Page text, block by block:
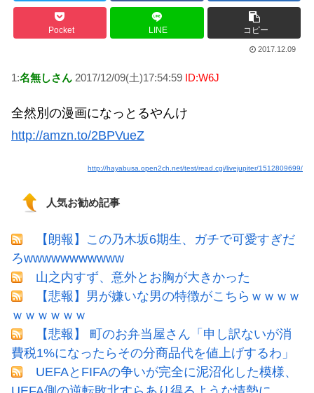
Powered by livedoor 相互RSS
Pocket LINE コピー
2017.12.09
1:名無しさん 2017/12/09(土)17:54:59 ID:W6J
全然別の漫画になっとるやんけ
http://amzn.to/2BPVueZ
http://hayabusa.open2ch.net/test/read.cgi/livejupiter/1512809699/
人気お勧め記事
【朗報】この乃木坂6期生、ガチで可愛すぎだ
ろwwwwwwwwwww
山之内すず、意外とお胸が大きかった
【悲報】男が嫌いな男の特徴がこちらｗｗｗｗ
ｗｗｗｗｗｗ
【悲報】 町のお弁当屋さん「申し訳ないが消
費税1%になったらその分商品代を値上げするわ」
UEFAとFIFAの争いが完全に泥沼化した模様、